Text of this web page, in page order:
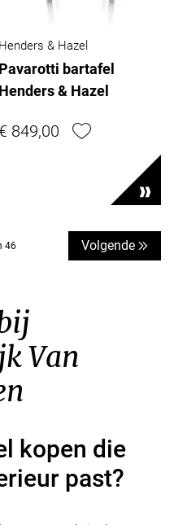
Henders & Hazel
Pavarotti bartafel
Henders & Hazel
849,00
46 Volgende
Van
kopen die
past?